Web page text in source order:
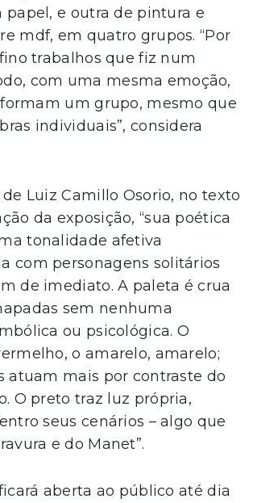
papel, e outra de pintura e
mdf, em quatro grupos. “Por
trabalhos que fiz num
com uma mesma emoção,
um grupo, mesmo que
individuais”, considera
de Luiz Camillo Osorio, no texto
da exposição, “sua poética
tonalidade afetiva
com personagens solitários
de imediato. A paleta é crua
sem nenhuma
ou psicológica. O
o amarelo, amarelo;
atuam mais por contraste do
O preto traz luz própria,
seus cenários – algo que
e do Manet”.
aberta ao público até dia